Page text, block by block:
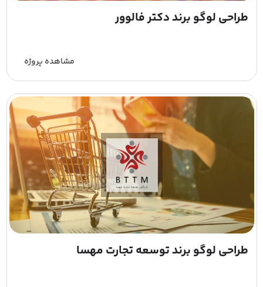
طراحی لوگو برند دکتر فالوور
مشاهده پروژه
طراحی لوگو برند توسعه تجارت مهسا